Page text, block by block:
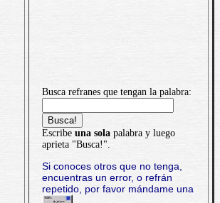
Busca refranes que tengan la palabra:
Escribe una sola palabra y luego
aprieta "Busca!".
Si conoces otros que no tenga,
encuentras un error, o refrán
repetido, por favor mándame una